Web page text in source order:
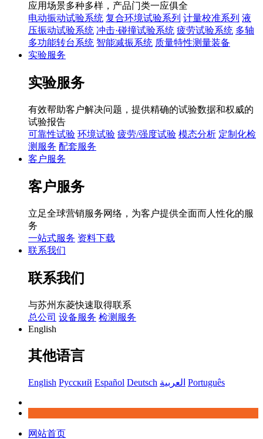
应用场景多种多样，产品门类一应俱全
电动振动试验系统 复合环境试验系列 计量校准系列 液
压振动试验系统 冲击·碰撞试验系统 疲劳试验系统 多轴
多功能转台系统 智能减振系统 质量特性测量装备
实验服务
实验服务
有效帮助客户解决问题，提供精确的试验数据和权威的
试验报告
可靠性试验 环境试验 疲劳/强度试验 模态分析 定制化检
测服务 配套服务
客户服务
客户服务
立足全球营销服务网络，为客户提供全面而人性化的服
务
一站式服务 资料下载
联系我们
联系我们
与苏州东菱快速取得联系
总公司 设备服务 检测服务
English
其他语言
English Русский Español Deutsch العربية Português
网站首页